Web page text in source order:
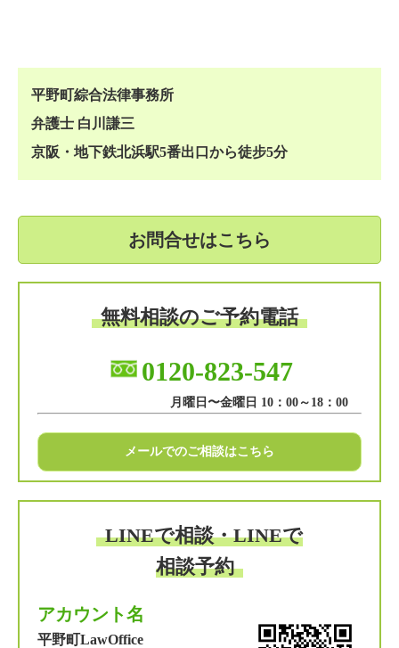
平野町綜合法律事務所
弁護士 白川謙三
京阪・地下鉄北浜駅5番出口から徒步5分
お問合せはこちら
無料相談のご予約電話
0120-823-547
月曜日〜金曜日 10：00～18：00
メールでのご相談はこちら
LINEで相談・LINEで
相談予約
アカウント名
平野町LawOffice